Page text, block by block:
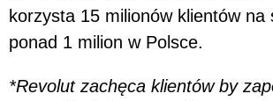
korzysta 15 milionów klientów na
ponad 1 milion w Polsce.
*Revolut zachęca klientów by